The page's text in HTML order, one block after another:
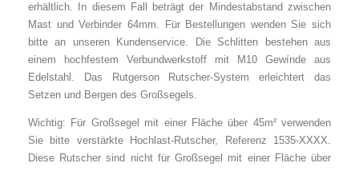
erhältlich. In diesem Fall beträgt der Mindestabstand zwischen
Mast und Verbinder 64mm. Für Bestellungen wenden Sie sich
bitte an unseren Kundenservice. Die Schlitten bestehen aus
einem hochfestem Verbundwerkstoff mit M10 Gewínde aus
Edelstahl. Das Rutgerson Rutscher-System erleichtert das
Setzen und Bergen des Großsegels.
Wichtig: Für Großsegel mit einer Fläche über 45m² verwenden
Sie bitte verstärkte Hochlast-Rutscher, Referenz 1535-XXXX.
Diese Rutscher sind nicht für Großsegel mit einer Fläche über